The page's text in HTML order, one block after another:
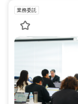
業務委託